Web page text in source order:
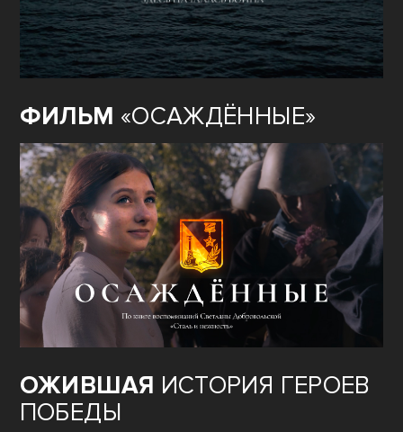
ФИЛЬМ «ОСАЖДЁННЫЕ»
ОЖИВШАЯ ИСТОРИЯ ГЕРОЕВ
ПОБЕДЫ